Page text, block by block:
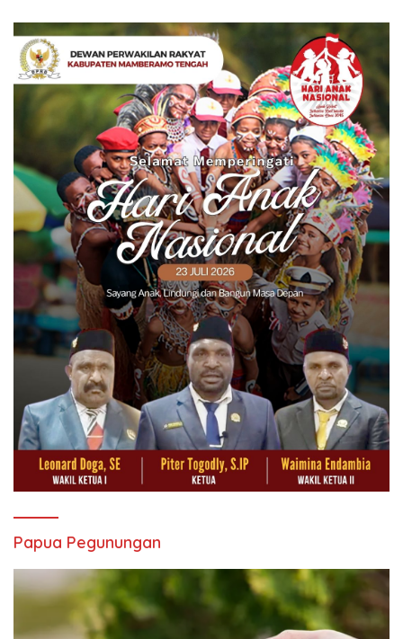
Papua Pegunungan